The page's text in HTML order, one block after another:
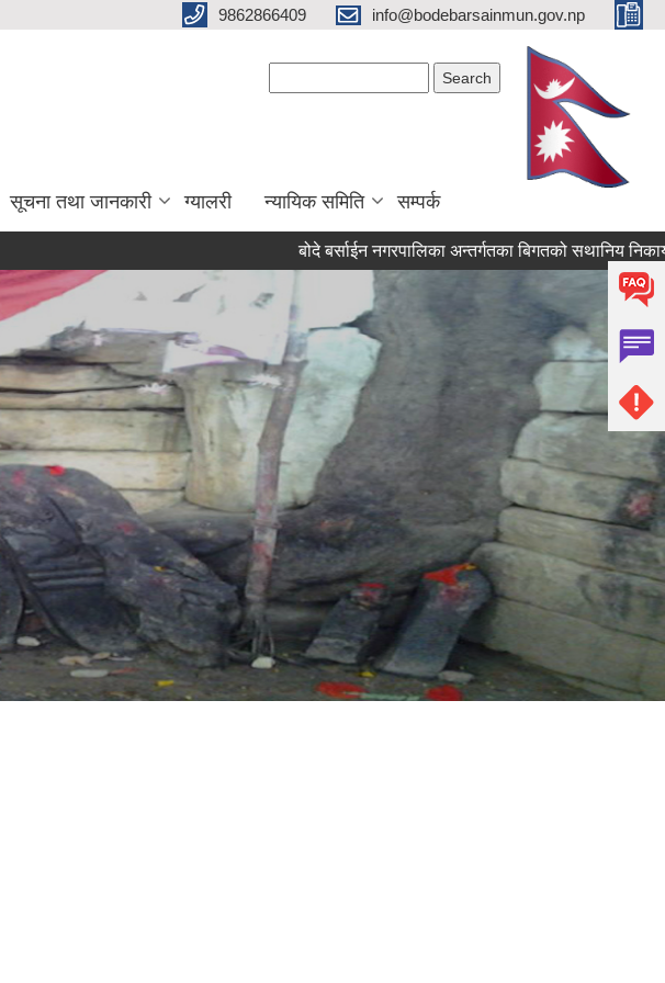
9862866409 info@bodebarsainmun.gov.np
सूचना तथा जानकारी ग्यालरी न्यायिक समिति सम्पर्क
बोदे बर्साईन नगरपालिका अन्तर्गतका बिगतको सथानिय निकायका
Pages ‹ previous …